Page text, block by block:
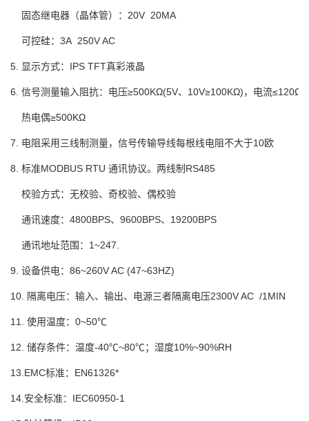
固态继电器（晶体管）：20V 20MA
可控硅：3A 250V AC
5. 显示方式：IPS TFT真彩液晶
6. 信号测量输入阻抗：电压≥500KΩ(5V、10V≥100KΩ)，电流≤120Ω
热电偶≥500KΩ
7. 电阻采用三线制测量，信号传输导线每根线电阻不大于10欧
8. 标准MODBUS RTU 通讯协议。两线制RS485
校验方式：无校验、奇校验、偶校验
通讯速度：4800BPS、9600BPS、19200BPS
通讯地址范围：1~247.
9. 设备供电：86~260V AC (47~63HZ)
10. 隔离电压：输入、输出、电源三者隔离电压2300V AC /1MIN
11. 使用温度：0~50℃
12. 储存条件：温度-40℃~80℃；湿度10%~90%RH
13.EMC标准：EN61326*
14.安全标准：IEC60950-1